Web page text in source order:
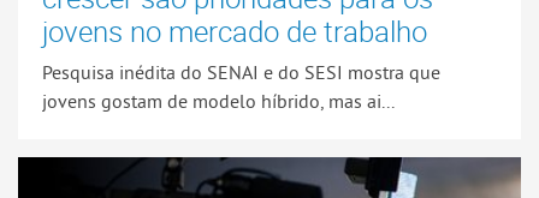
jovens no mercado de trabalho
Pesquisa inédita do SENAI e do SESI mostra que
jovens gostam de modelo híbrido, mas ai...